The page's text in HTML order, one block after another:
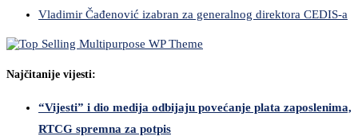
Vladimir Čađenović izabran za generalnog direktora CEDIS-a
Najčitanije vijesti:
“Vijesti” i dio medija odbijaju povećanje plata zaposlenima,
RTCG spremna za potpis